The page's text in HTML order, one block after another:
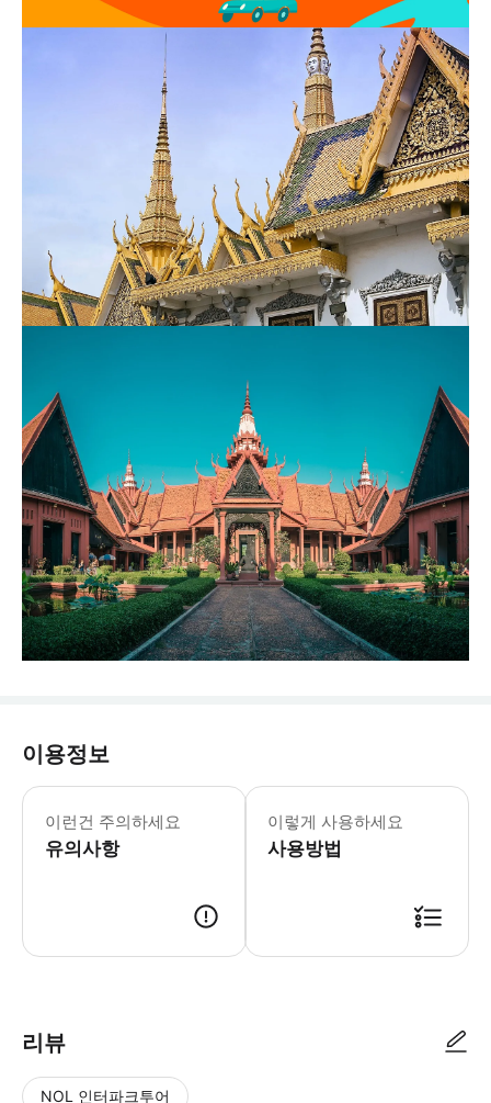
이용정보
이런건 주의하세요
유의사항
이렇게 사용하세요
사용방법
리뷰
NOL 인터파크투어